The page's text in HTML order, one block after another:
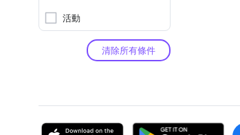
活動
清除所有條件